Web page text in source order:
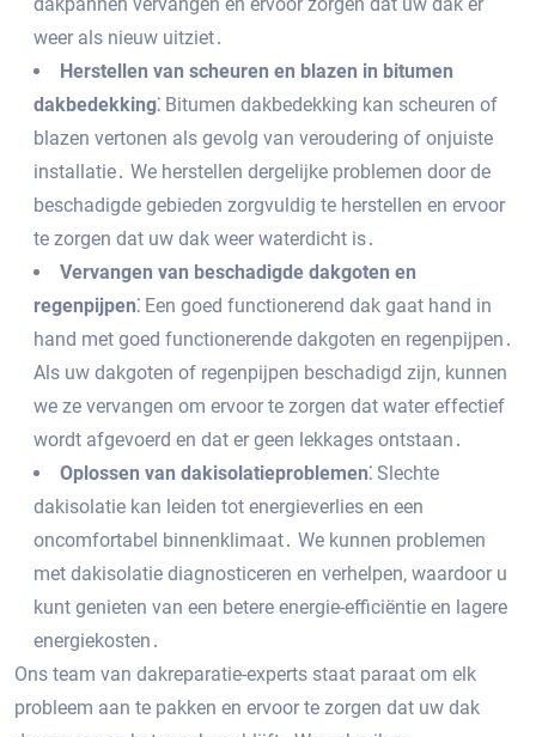
weer als nieuw uitziet․
Herstellen van scheuren en blazen in bitumen
dakbedekking⁚ Bitumen dakbedekking kan scheuren of
blazen vertonen als gevolg van veroudering of onjuiste
installatie․ We herstellen dergelijke problemen door de
beschadigde gebieden zorgvuldig te herstellen en ervoor
te zorgen dat uw dak weer waterdicht is․
Vervangen van beschadigde dakgoten en
regenpijpen⁚ Een goed functionerend dak gaat hand in
hand met goed functionerende dakgoten en regenpijpen․
Als uw dakgoten of regenpijpen beschadigd zijn‚ kunnen
we ze vervangen om ervoor te zorgen dat water effectief
wordt afgevoerd en dat er geen lekkages ontstaan․
Oplossen van dakisolatieproblemen⁚ Slechte
dakisolatie kan leiden tot energieverlies en een
oncomfortabel binnenklimaat․ We kunnen problemen
met dakisolatie diagnosticeren en verhelpen‚ waardoor u
kunt genieten van een betere energie-efficiëntie en lagere
energiekosten․
Ons team van dakreparatie-experts staat paraat om elk
probleem aan te pakken en ervoor te zorgen dat uw dak